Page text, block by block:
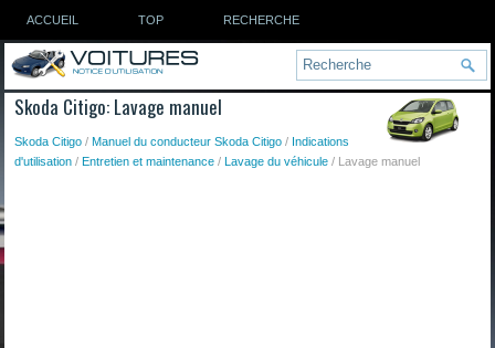
ACCUEIL TOP RECHERCHE
Skoda Citigo: Lavage manuel
Skoda Citigo /Manuel du conducteur Skoda Citigo / Indications
d'utilisation /Entretien et maintenance /Lavage du véhicule / Lavage manuel